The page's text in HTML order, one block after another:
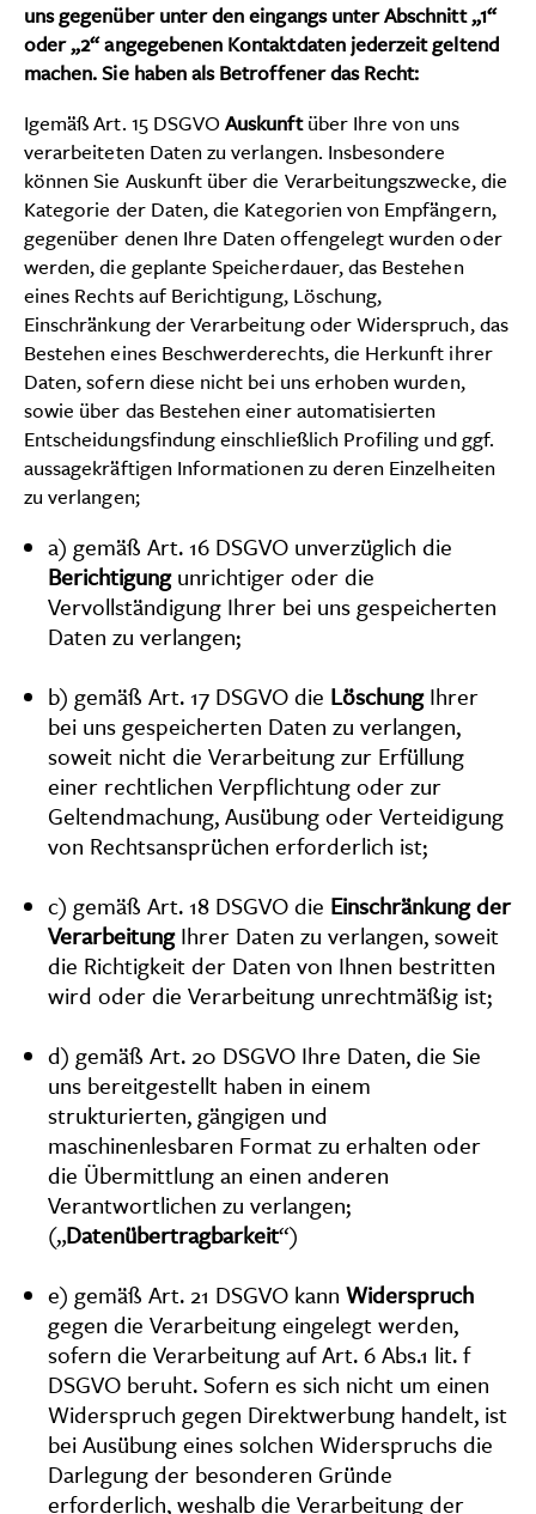
uns gegenüber unter den eingangs unter Abschnitt „1“
oder „2“ angegebenen Kontaktdaten jederzeit geltend
machen. Sie haben als Betroffener das Recht:
Igemäß Art. 15 DSGVOAuskunftüber Ihre von uns
verarbeiteten Daten zu verlangen. Insbesondere
können Sie Auskunft über die Verarbeitungszwecke, die
Kategorie der Daten, die Kategorien von Empfängern,
gegenüber denen Ihre Daten offengelegt wurden oder
werden, die geplante Speicherdauer, das Bestehen
eines Rechts auf Berichtigung, Löschung,
Einschränkung der Verarbeitung oder Widerspruch, das
Bestehen eines Beschwerderechts, die Herkunft ihrer
Daten, sofern diese nicht bei uns erhoben wurden,
sowie über das Bestehen einer automatisierten
Entscheidungsfindung einschließlich Profiling und ggf.
aussagekräftigen Informationen zu deren Einzelheiten
zu verlangen;
a) gemäß Art. 16 DSGVO unverzüglich die
Berichtigungunrichtiger oder die
Vervollständigung Ihrer bei uns gespeicherten
Daten zu verlangen;
b) gemäß Art. 17 DSGVO die LöschungIhrer
bei uns gespeicherten Daten zu verlangen,
soweit nicht die Verarbeitung zur Erfüllung
einer rechtlichen Verpflichtung oder zur
Geltendmachung, Ausübung oder Verteidigung
von Rechtsansprüchen erforderlich ist;
c) gemäß Art. 18 DSGVO die Einschränkung der
VerarbeitungIhrer Daten zu verlangen, soweit
die Richtigkeit der Daten von Ihnen bestritten
wird oder die Verarbeitung unrechtmäßig ist;
d) gemäß Art. 20 DSGVO Ihre Daten, die Sie
uns bereitgestellt haben in einem
strukturierten, gängigen und
maschinenlesbaren Format zu erhalten oder
die Übermittlung an einen anderen
Verantwortlichen zu verlangen;
(„Datenübertragbarkeit“)
e) gemäß Art. 21 DSGVO kann Widerspruch
gegen die Verarbeitung eingelegt werden,
sofern die Verarbeitung auf Art. 6 Abs.1 lit. f
DSGVO beruht. Sofern es sich nicht um einen
Widerspruch gegen Direktwerbung handelt, ist
bei Ausübung eines solchen Widerspruchs die
Darlegung der besonderen Gründe
erforderlich, weshalb die Verarbeitung der